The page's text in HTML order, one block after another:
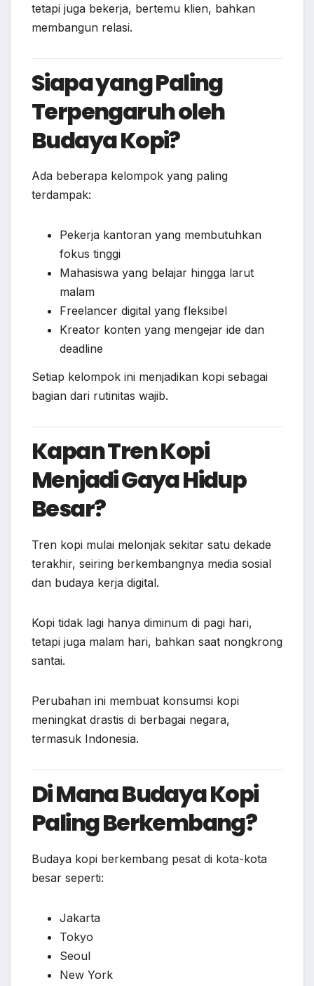
tetapi juga bekerja, bertemu klien, bahkan
membangun relasi.
Siapa yang Paling
Terpengaruh oleh
Budaya Kopi?
Ada beberapa kelompok yang paling
terdampak:
Pekerja kantoran yang membutuhkan
fokus tinggi
Mahasiswa yang belajar hingga larut
malam
Freelancer digital yang fleksibel
Kreator konten yang mengejar ide dan
deadline
Setiap kelompok ini menjadikan kopi sebagai
bagian dari rutinitas wajib.
Kapan Tren Kopi
Menjadi Gaya Hidup
Besar?
Tren kopi mulai melonjak sekitar satu dekade
terakhir, seiring berkembangnya media sosial
dan budaya kerja digital.
Kopi tidak lagi hanya diminum di pagi hari,
tetapi juga malam hari, bahkan saat nongkrong
santai.
Perubahan ini membuat konsumsi kopi
meningkat drastis di berbagai negara,
termasuk Indonesia.
Di Mana Budaya Kopi
Paling Berkembang?
Budaya kopi berkembang pesat di kota-kota
besar seperti:
Jakarta
Tokyo
Seoul
New York